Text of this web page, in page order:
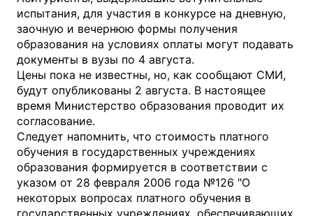
испытания, для участия в конкурсе на дневную,
заочную и вечернюю формы получения
образования на условиях оплаты могут подавать
документы в вузы по 4 августа.
Цены пока не известны, но, как сообщают СМИ,
будут опубликованы 2 августа. В настоящее
время Министерство образования проводит их
согласование.
Следует напомнить, что стоимость платного
обучения в государственных учреждениях
образования формируется в соответствии с
указом от 28 февраля 2006 года №126 "О
некоторых вопросах платного обучения в
государственных учреждениях, обеспечивающих